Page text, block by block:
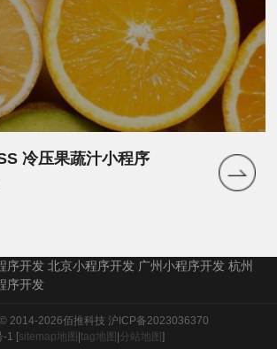
冷压果蔬汁小程序
序开发 北京小程序开发 广州小程序开发 杭州
序开发
2014-2026佰推科技 沪ICP备2023036370
-1 [sitemap地图 |tag地图 |分站地图 ]